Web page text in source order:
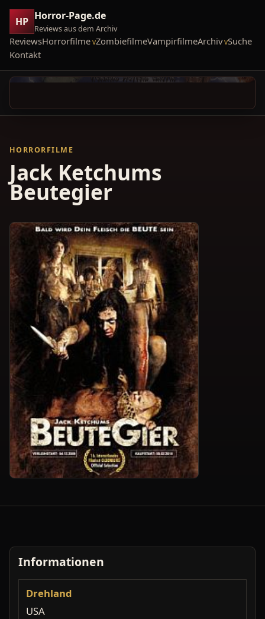
HP Horror-Page.de
Reviews aus dem Archiv
ReviewsHorrorfilme ZombiefilmeVampirfilmeArchiv Suche
Kontakt
HORRORFILME
Jack Ketchums
Beutegier
Informationen
Drehland
USA